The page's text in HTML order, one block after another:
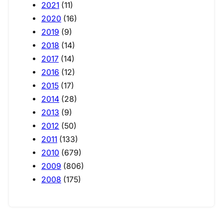
2021 (11)
2020 (16)
2019 (9)
2018 (14)
2017 (14)
2016 (12)
2015 (17)
2014 (28)
2013 (9)
2012 (50)
2011 (133)
2010 (679)
2009 (806)
2008 (175)